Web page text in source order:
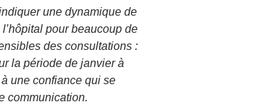
une dynamique de
pour beaucoup de
des consultations :
la période de janvier à
une confiance qui se
communication.